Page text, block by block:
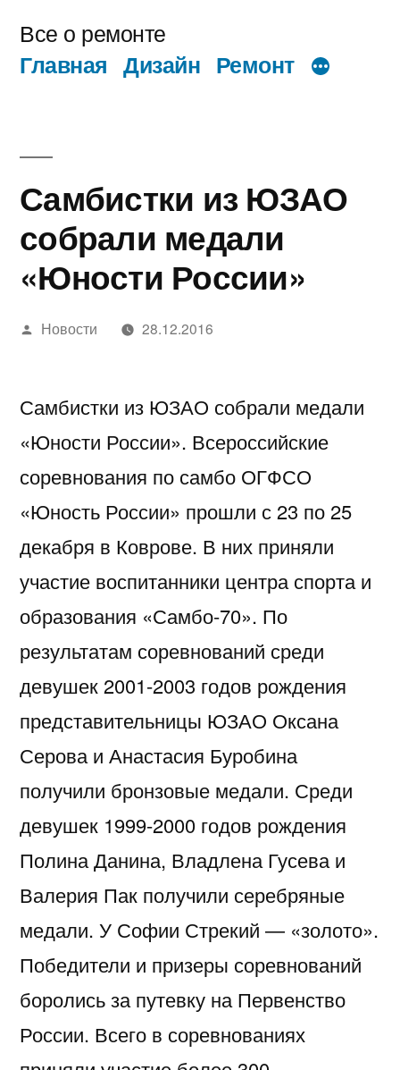
содержимому
Все о ремонте
Главная Дизайн Ремонт
Самбистки из ЮЗАО
собрали медали
«Юности России»
Написано
Новости 28.12.2016
Самбистки из ЮЗАО собрали медали
«Юности России». Всероссийские
соревнования по самбо ОГФСО
«Юность России» прошли с 23 по 25
декабря в Коврове. В них приняли
участие воспитанники центра спорта и
образования «Самбо-70». По
результатам соревнований среди
девушек 2001-2003 годов рождения
представительницы ЮЗАО Оксана
Серова и Анастасия Буробина
получили бронзовые медали. Среди
девушек 1999-2000 годов рождения
Полина Данина, Владлена Гусева и
Валерия Пак получили серебряные
медали. У Софии Стрекий — «золото».
Победители и призеры соревнований
боролись за путевку на Первенство
России. Всего в соревнованиях